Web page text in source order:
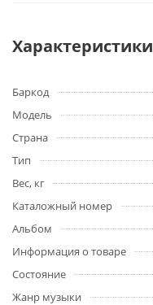
Характеристики
Баркод
Модель
Страна
Тип
Вес, кг
Каталожный номер
Альбом
Информация о товаре
Состояние
Жанр музыки